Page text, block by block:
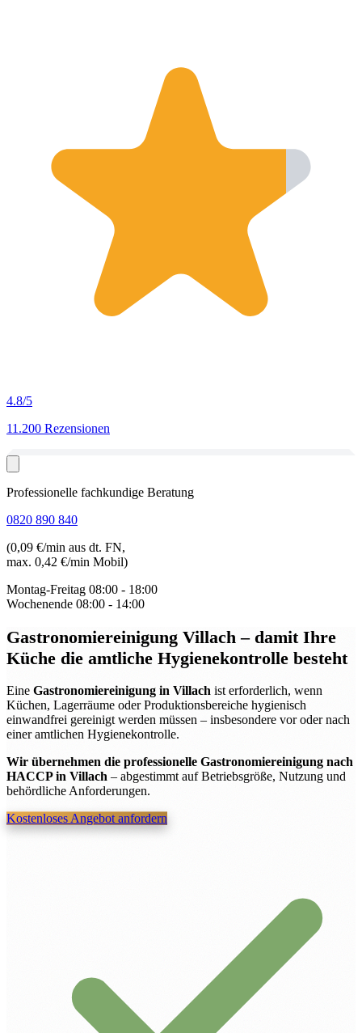
4.8/5
11.200 Rezensionen
Professionelle fachkundige Beratung
0820 890 840
(0,09 €/min aus dt. FN,
max. 0,42 €/min Mobil)
Montag-Freitag 08:00 - 18:00
Wochenende 08:00 - 14:00
Gastronomiereinigung Villach– damit Ihre
Küche die amtliche Hygienekontrolle besteht
Eine Gastronomiereinigung in Villach ist erforderlich, wenn
Küchen, Lagerräume oder Produktionsbereiche hygienisch
einwandfrei gereinigt werden müssen – insbesondere vor oder nach
einer amtlichen Hygienekontrolle.
Wir übernehmen die professionelle Gastronomiereinigung nach
HACCP in Villach – abgestimmt auf Betriebsgröße, Nutzung und
behördliche Anforderungen.
Kostenloses Angebot anfordern